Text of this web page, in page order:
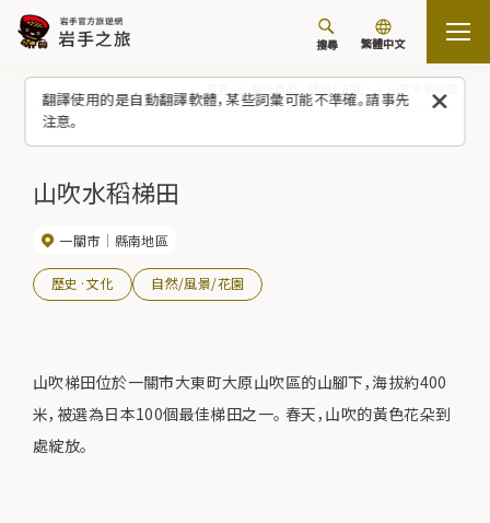
翻譯使用的是自動翻譯軟體，某些詞彙可能不準確。請事先
注意。
搜尋 繁體中文
山吹水稻梯田
一關市 縣南地區
歷史·文化 自然/風景/花園
山吹梯田位於一關市大東町大原山吹區的山腳下，海拔約400
米，被選為日本100個最佳梯田之一。 春天，山吹的黃色花朵到
處綻放。